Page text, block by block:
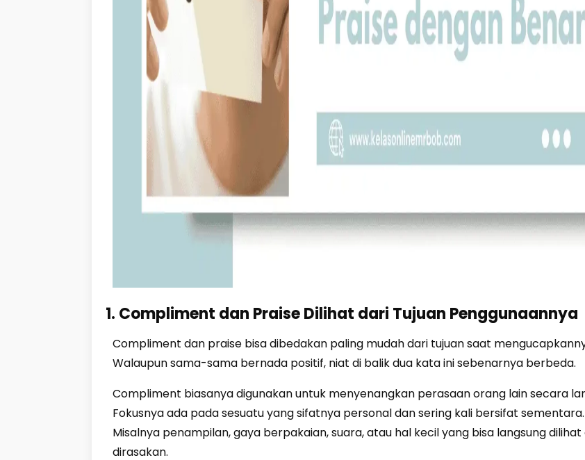
1. Compliment dan Praise Dilihat dari Tujuan Penggunaannya
Compliment dan praise bisa dibedakan paling mudah dari tujuan saat
Walaupun sama-sama bernada positif, niat di balik dua kata ini sebenarnya berbeda.
Compliment biasanya digunakan untuk menyenangkan perasaan orang lain secara
Fokusnya ada pada sesuatu yang sifatnya personal dan sering kali bersifat sementara.
Misalnya penampilan, gaya berpakaian, suara, atau hal kecil yang bisa langsung
dirasakan.